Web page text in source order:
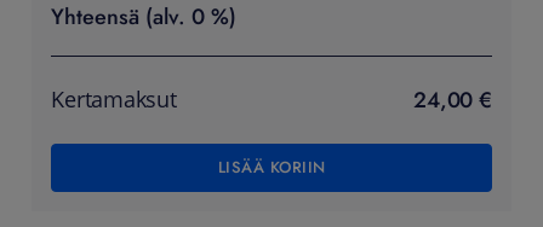
Yhteensä (alv. 0 %)
Kertamaksut 24,00 €
LISÄÄ KORIIN